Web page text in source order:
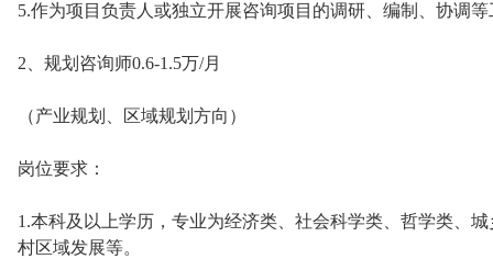
5.作为项目负责人或独立开展咨询项目的调研、编制、协调等
2、规划咨询师0.6-1.5万/月
（产业规划、区域规划方向）
岗位要求：
1.本科及以上学历，专业为经济类、社会科学类、哲学类、
村区域发展等。